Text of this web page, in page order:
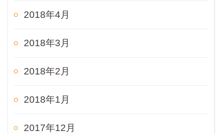
2018年4月
2018年3月
2018年2月
2018年1月
2017年12月